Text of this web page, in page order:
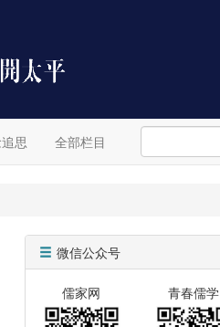
思 全部栏目
微信公众号
儒家网 青春儒学